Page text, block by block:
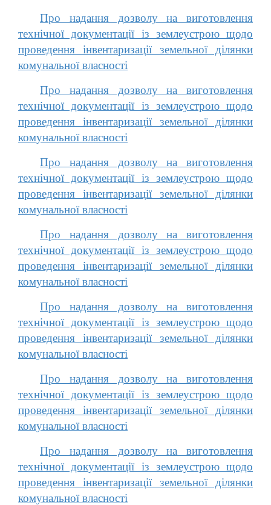
Про надання дозволу на виготовлення
технічної документації із землеустрою щодо
проведення інвентаризації земельної ділянки
комунальної власності
Про надання дозволу на виготовлення
технічної документації із землеустрою щодо
проведення інвентаризації земельної ділянки
комунальної власності
Про надання дозволу на виготовлення
технічної документації із землеустрою щодо
проведення інвентаризації земельної ділянки
комунальної власності
Про надання дозволу на виготовлення
технічної документації із землеустрою щодо
проведення інвентаризації земельної ділянки
комунальної власності
Про надання дозволу на виготовлення
технічної документації із землеустрою щодо
проведення інвентаризації земельної ділянки
комунальної власності
Про надання дозволу на виготовлення
технічної документації із землеустрою щодо
проведення інвентаризації земельної ділянки
комунальної власності
Про надання дозволу на виготовлення
технічної документації із землеустрою щодо
проведення інвентаризації земельної ділянки
комунальної власності